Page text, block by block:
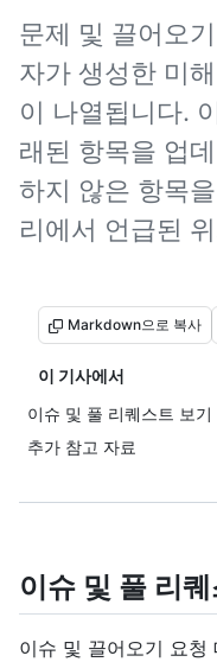
문제 및 끌어오
자가 생성한 미
이 나열됩니다.
래된 항목을 업
하지 않은 항목
리에서 언급된
Markdown으로 복사
이 기사에서
이슈 및 풀 리퀘스트 보기
추가 참고 자료
이슈 및 풀 리퀘
이슈 및 끌어오기 요청